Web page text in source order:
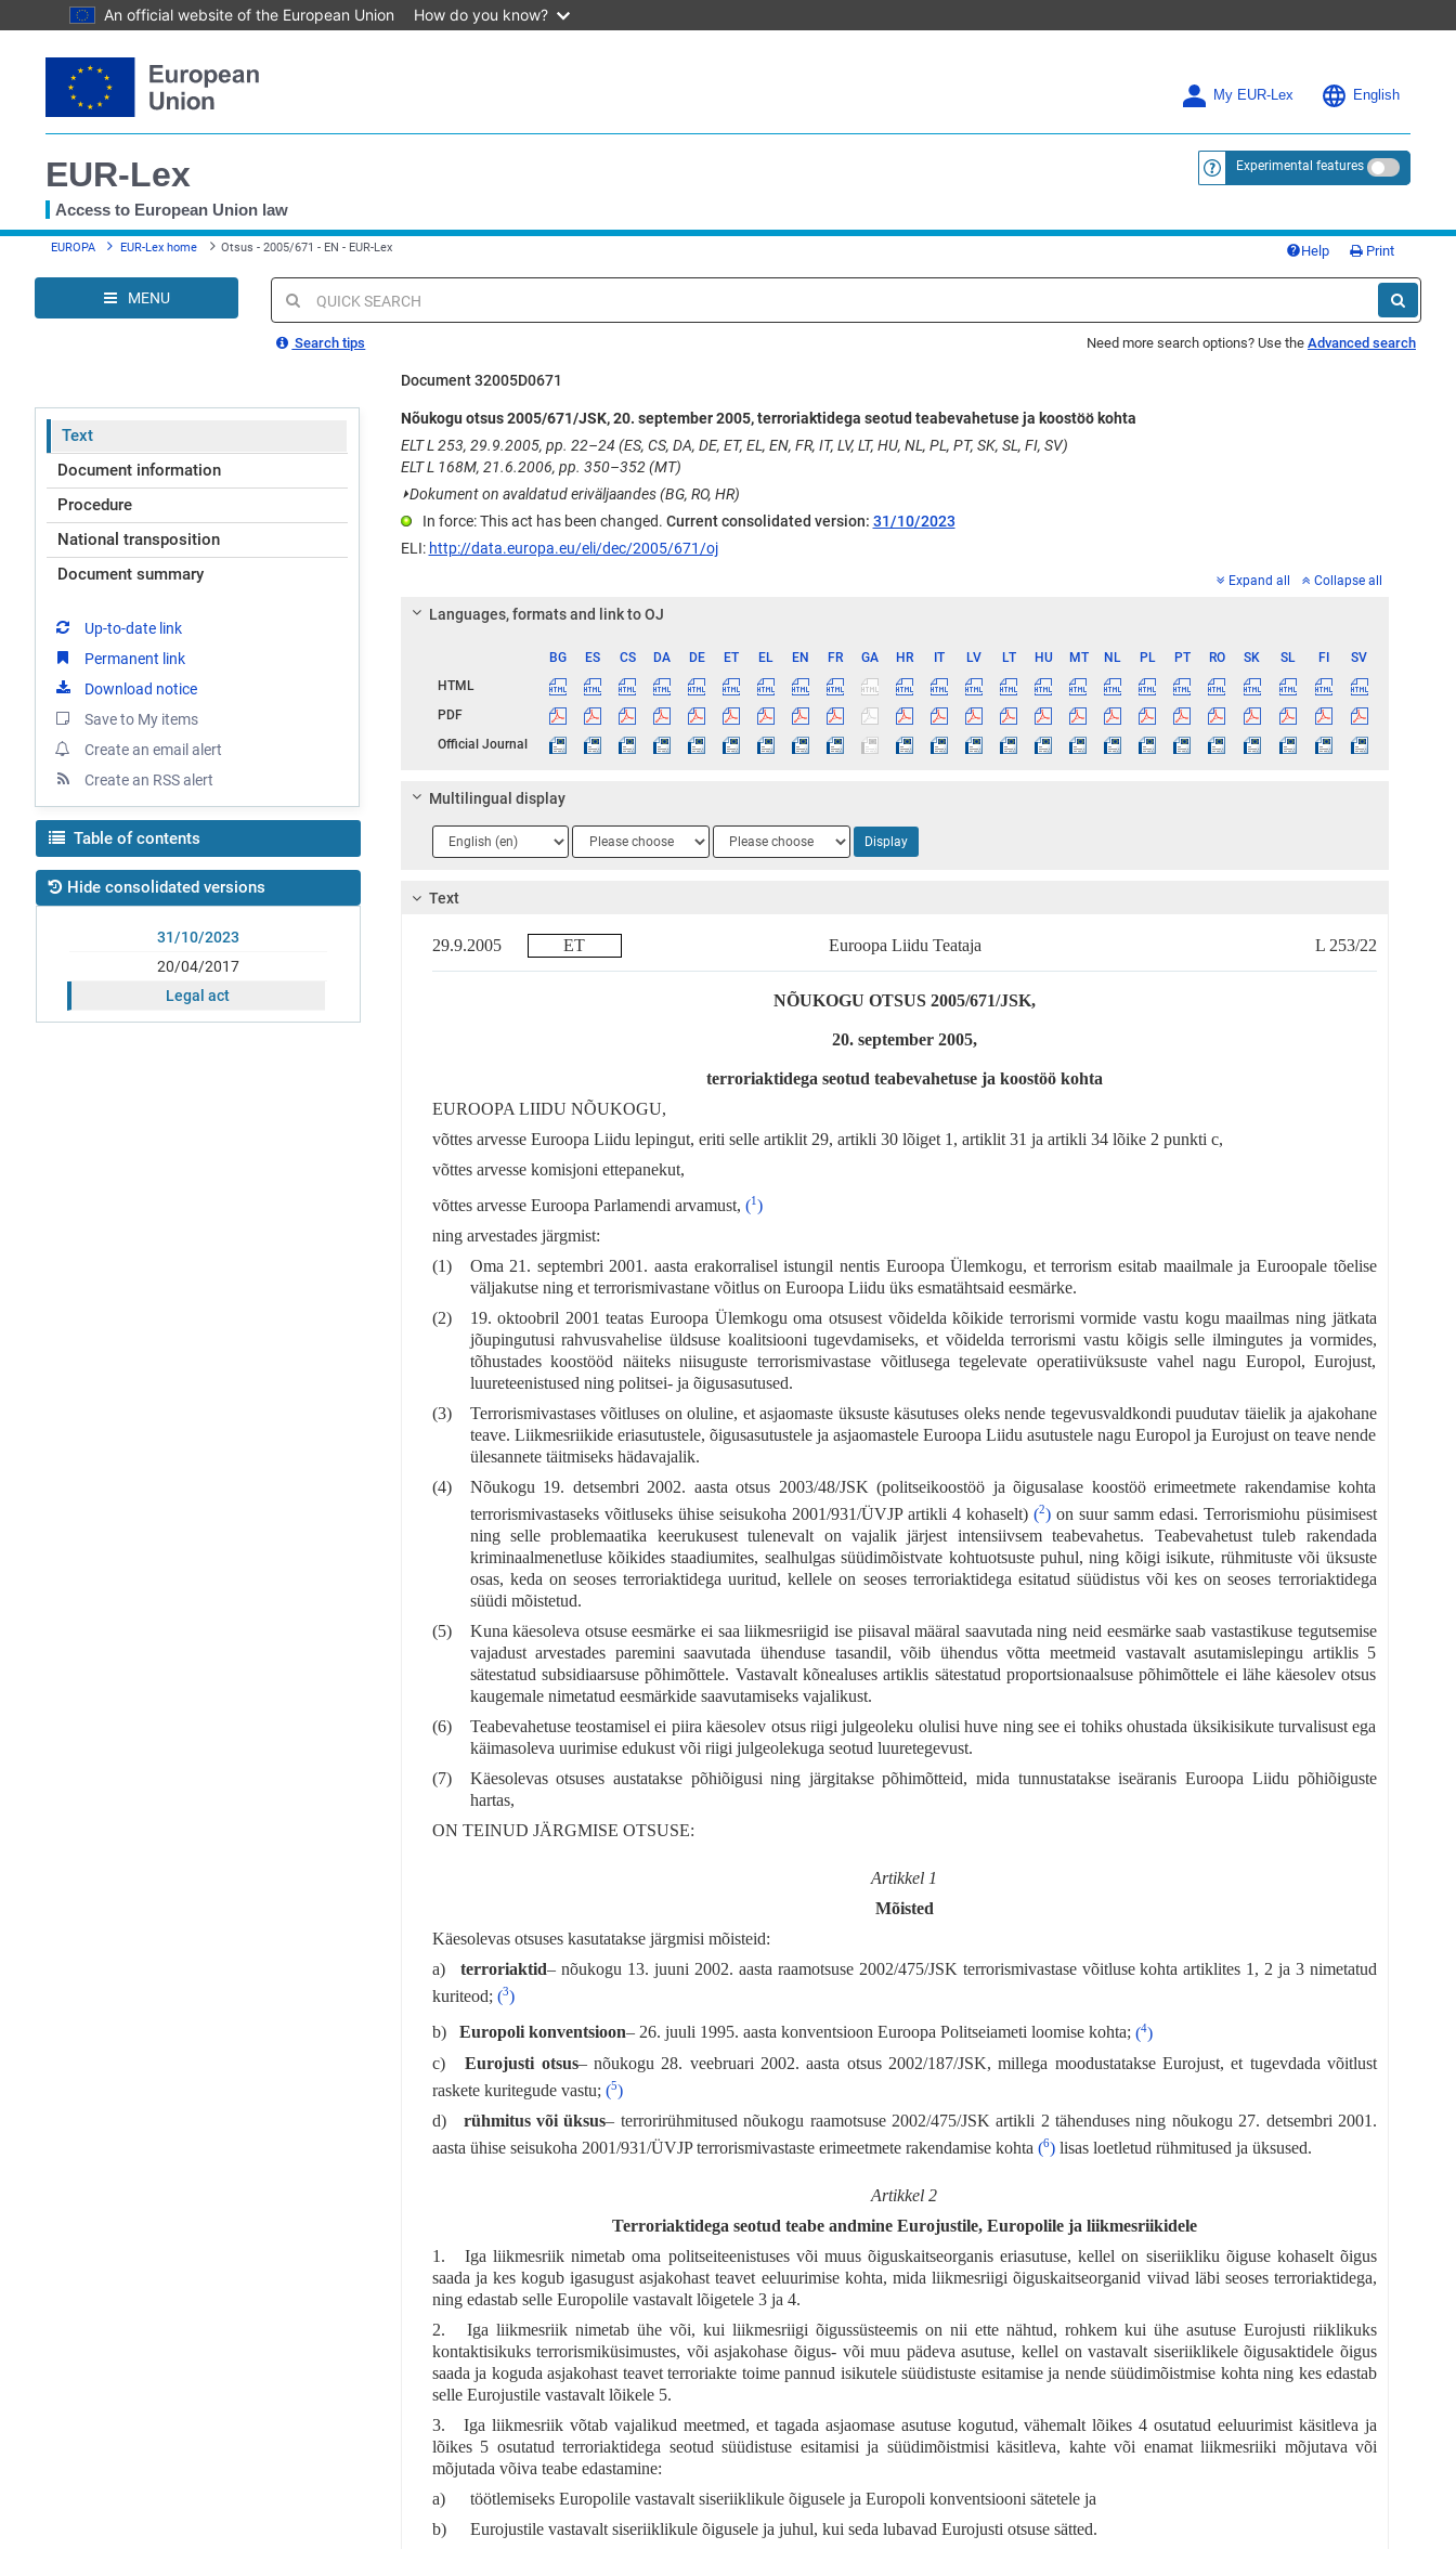
An official website of the European Union How do you know?
to
content
My EUR-Lex English
EUR-Lex
Access to European Union law
<a href="https://eur-lex.europa.eu/
Experimental features
You
here
EUROPA EUR-Lex home Otsus - 2005/671 - EN - EUR-Lex Help Print
MENU
Quick
search
Search tips Need more search options? Use the Advanced search
Document 32005D0671
Text
Document information
Procedure
National transposition
Document summary
Up-to-date link
Permanent link
Download notice
Save to My items
Create an email alert
Create an RSS alert
Table of contents
Hide consolidated versions
31/10/2023
20/04/2017
Legal act
Nõukogu otsus 2005/671/JSK, 20. september 2005, terroriaktidega seotud teabevahetuse ja koostöö kohta
ELT L 253, 29.9.2005, pp. 22–24 (ES, CS, DA, DE, ET, EL, EN, FR, IT, LV, LT, HU, NL, PL, PT, SK, SL, FI, SV)
ELT L 168M, 21.6.2006, pp. 350–352 (MT)
⏵Dokument on avaldatud eriväljaandes (BG, RO, HR)
In force: This act has been changed. Current consolidated version: 31/10/2023
ELI: http://data.europa.eu/eli/dec/2005/671/oj
Expand all Collapse all
Languages, formats and link to OJ
BG ES CS DA DE ET EL EN FR GA HR IT LV LT HU MT NL PL PT RO SK SL FI
SV
HTML
PDF
Official Journal
Multilingual display
Language
1
Language
2
Language
3
Display
Text
29.9.2005 ET Euroopa Liidu Teataja L 253/22
NÕUKOGU OTSUS 2005/671/JSK,
20. september 2005,
terroriaktidega seotud teabevahetuse ja koostöö kohta
EUROOPA LIIDU NÕUKOGU,
võttes arvesse Euroopa Liidu lepingut, eriti selle artiklit 29, artikli 30 lõiget 1, artiklit 31 ja artikli 34 lõike 2 punkti c,
võttes arvesse komisjoni ettepanekut,
võttes arvesse Euroopa Parlamendi arvamust, (1)
ning arvestades järgmist:
(1)
Oma 21. septembri 2001. aasta erakorralisel istungil nentis Euroopa Ülemkogu, et terrorism esitab maailmale ja Euroopale tõelise
väljakutse ning et terrorismivastane võitlus on Euroopa Liidu üks esmatähtsaid eesmärke.
(2)
19. oktoobril 2001 teatas Euroopa Ülemkogu oma otsusest võidelda kõikide terrorismi vormide vastu kogu maailmas ning jätkata
jõupingutusi rahvusvahelise üldsuse koalitsiooni tugevdamiseks, et võidelda terrorismi vastu kõigis selle ilmingutes ja vormides,
tõhustades koostööd näiteks niisuguste terrorismivastase võitlusega tegelevate operatiivüksuste vahel nagu Europol, Eurojust,
luureteenistused ning politsei- ja õigusasutused.
(3)
Terrorismivastases võitluses on oluline, et asjaomaste üksuste käsutuses oleks nende tegevusvaldkondi puudutav täielik ja ajakohane
teave. Liikmesriikide eriasutustele, õigusasutustele ja asjaomastele Euroopa Liidu asutustele nagu Europol ja Eurojust on teave nende
ülesannete täitmiseks hädavajalik.
(4)
Nõukogu 19. detsembri 2002. aasta otsus 2003/48/JSK (politseikoostöö ja õigusalase koostöö erimeetmete rakendamise kohta
terrorismivastaseks võitluseks ühise seisukoha 2001/931/ÜVJP artikli 4 kohaselt)(2) on suur samm edasi. Terrorismiohu püsimisest
ning selle problemaatika keerukusest tulenevalt on vajalik järjest intensiivsem teabevahetus. Teabevahetust tuleb rakendada
kriminaalmenetluse kõikides staadiumites, sealhulgas süüdimõistvate kohtuotsuste puhul, ning kõigi isikute, rühmituste või üksuste
osas, keda on seoses terroriaktidega uuritud, kellele on seoses terroriaktidega esitatud süüdistus või kes on seoses terroriaktidega
süüdi mõistetud.
(5)
Kuna käesoleva otsuse eesmärke ei saa liikmesriigid ise piisaval määral saavutada ning neid eesmärke saab vastastikuse tegutsemise
vajadust arvestades paremini saavutada ühenduse tasandil, võib ühendus võtta meetmeid vastavalt asutamislepingu artiklis 5
sätestatud subsidiaarsuse põhimõttele. Vastavalt kõnealuses artiklis sätestatud proportsionaalsuse põhimõttele ei lähe käesolev otsus
kaugemale nimetatud eesmärkide saavutamiseks vajalikust.
(6)
Teabevahetuse teostamisel ei piira käesolev otsus riigi julgeoleku olulisi huve ning see ei tohiks ohustada üksikisikute turvalisust ega
käimasoleva uurimise edukust või riigi julgeolekuga seotud luuretegevust.
(7)
Käesolevas otsuses austatakse põhiõigusi ning järgitakse põhimõtteid, mida tunnustatakse iseäranis Euroopa Liidu põhiõiguste
hartas,
ON TEINUD JÄRGMISE OTSUSE:
Artikkel 1
Mõisted
Käesolevas otsuses kasutatakse järgmisi mõisteid:
a)terroriaktid– nõukogu 13. juuni 2002. aasta raamotsuse 2002/475/JSK terrorismivastase võitluse kohta artiklites 1, 2 ja 3 nimetatud
kuriteod; (3)
b) Europoli konventsioon– 26. juuli 1995. aasta konventsioon Euroopa Politseiameti loomise kohta; (4)
c)Eurojusti otsus– nõukogu 28. veebruari 2002. aasta otsus 2002/187/JSK, millega moodustatakse Eurojust, et tugevdada võitlust
raskete kuritegude vastu; (5)
d) rühmitus või üksus– terrorirühmitused nõukogu raamotsuse 2002/475/JSK artikli 2 tähenduses ning nõukogu 27. detsembri 2001.
aasta ühise seisukoha 2001/931/ÜVJP terrorismivastaste erimeetmete rakendamise kohta (6)lisas loetletud rühmitused ja üksused.
Artikkel 2
Terroriaktidega seotud teabe andmine Eurojustile, Europolile ja liikmesriikidele
1. Iga liikmesriik nimetab oma politseiteenistuses või muus õiguskaitseorganis eriasutuse, kellel on siseriikliku õiguse kohaselt õigus
saada ja kes kogub igasugust asjakohast teavet eeluurimise kohta, mida liikmesriigi õiguskaitseorganid viivad läbi seoses terroriaktidega,
ning edastab selle Europolile vastavalt lõigetele 3 ja 4.
2. Iga liikmesriik nimetab ühe või, kui liikmesriigi õigussüsteemis on nii ette nähtud, rohkem kui ühe asutuse Eurojusti riiklikuks
kontaktisikuks terrorismiküsimustes, või asjakohase õigus- või muu pädeva asutuse, kellel on vastavalt siseriiklikele õigusaktidele õigus
saada ja koguda asjakohast teavet terroriakte toime pannud isikutele süüdistuste esitamise ja nende süüdimõistmise kohta ning kes edastab
selle Eurojustile vastavalt lõikele 5.
3. Iga liikmesriik võtab vajalikud meetmed, et tagada asjaomase asutuse kogutud, vähemalt lõikes 4 osutatud eeluurimist käsitleva ja
lõikes 5 osutatud terroriaktidega seotud süüdistuse esitamisi ja süüdimõistmisi käsitleva, kahte või enamat liikmesriiki mõjutava või
mõjutada võiva teabe edastamine:
a)
töötlemiseks Europolile vastavalt siseriiklikule õigusele ja Europoli konventsiooni sätetele ja
b)
Eurojustile vastavalt siseriiklikule õigusele ja juhul, kui seda lubavad Eurojusti otsuse sätted.